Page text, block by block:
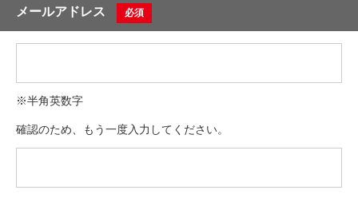
メールアドレス 必須
※半角英数字
確認のため、もう一度入力してください。